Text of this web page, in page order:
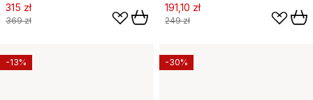
315 zł
369 zł
191,10 zł
249 zł
-13% -30%